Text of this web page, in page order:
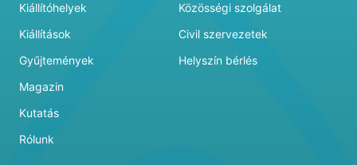
Kiállítóhelyek
Kiállítások
Gyűjtemények
Magazin
Kutatás
Rólunk
Közösségi szolgálat
Civil szervezetek
Helyszín bérlés